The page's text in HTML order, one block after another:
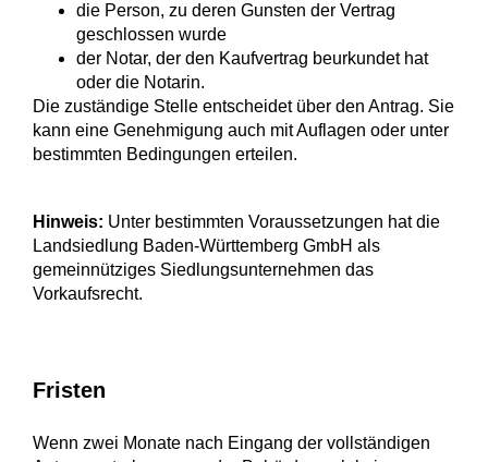
die Person, zu deren Gunsten der Vertrag
geschlossen wurde
der Notar, der den Kaufvertrag beurkundet hat
oder die Notarin.
Die zuständige Stelle entscheidet über den Antrag. Sie
kann eine Genehmigung auch mit Auflagen oder unter
bestimmten Bedingungen erteilen.
Hinweis: Unter bestimmten Voraussetzungen hat die
Landsiedlung Baden-Württemberg GmbH als
gemeinnütziges Siedlungsunternehmen das
Vorkaufsrecht.
Fristen
Wenn zwei Monate nach Eingang der vollständigen